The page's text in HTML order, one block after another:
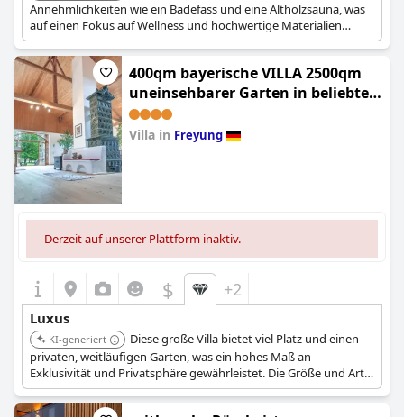
Annehmlichkeiten wie ein Badefass und eine Altholzsauna, was
auf einen Fokus auf Wellness und hochwertige Materialien
hinweist.
400qm bayerische VILLA 2500qm
uneinsehbarer Garten in beliebter
Urlaubsregion (Haus im
bayrischen Wald)
Villa in Freyung
Derzeit auf unserer Plattform inaktiv.
$ +2
Luxus
KI-generiert
Diese große Villa bietet viel Platz und einen
privaten, weitläufigen Garten, was ein hohes Maß an
Exklusivität und Privatsphäre gewährleistet. Die Größe und Art
der Immobilie deuten auf eine potenziell opulente und
hochwertige private Unterkunftsmöglichkeit hin.